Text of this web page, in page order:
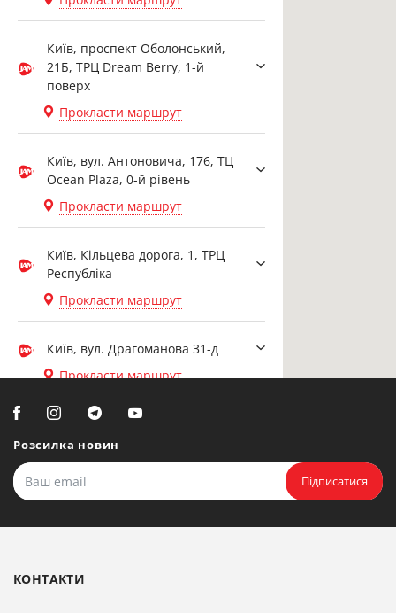
Київ, проспект Оболонський,
21Б, ТРЦ Dream Berry, 1-й
поверх
Прокласти маршрут
Київ, вул. Антоновича, 176, ТЦ
Ocean Plaza, 0-й рівень
Прокласти маршрут
Київ, Кільцева дорога, 1, ТРЦ
Республіка
Прокласти маршрут
Київ, вул. Драгоманова 31-д
Прокласти маршрут
Біла Церква, вул. Ярослава
Мудрого, 20, офіс 108
Прокласти маршрут
Розсилка новин
Підписатися
КОНТАКТИ